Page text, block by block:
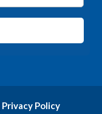
Privacy Policy